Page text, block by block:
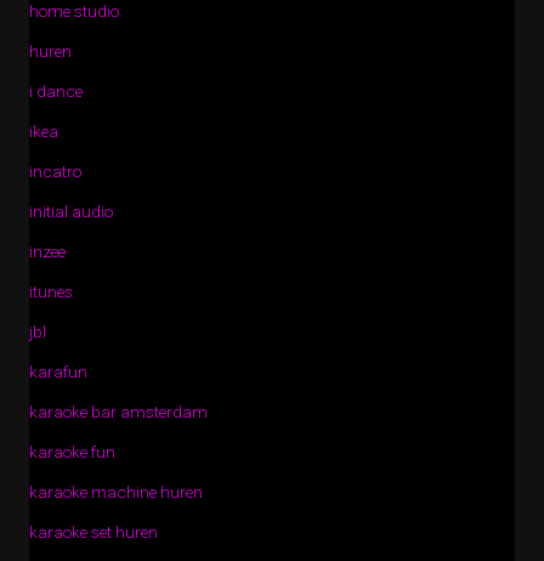
home studio
huren
i dance
ikea
incatro
initial audio
inzee
itunes
jbl
karafun
karaoke bar amsterdam
karaoke fun
karaoke machine huren
karaoke set huren